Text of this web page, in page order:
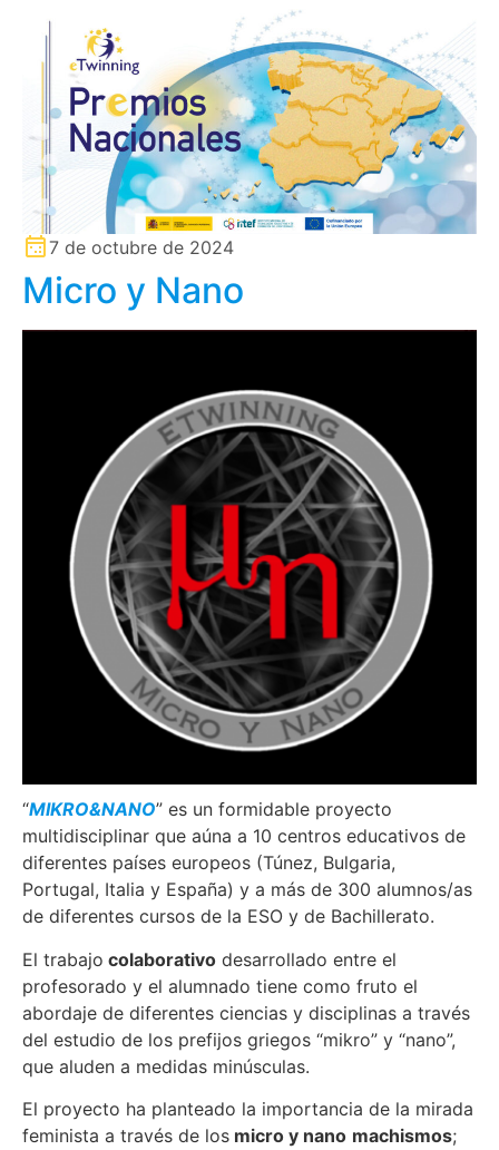
7 de octubre de 2024
Micro y Nano
“MIKRO&NANO” es un formidable proyecto
multidisciplinar que aúna a 10 centros educativos de
diferentes países europeos (Túnez, Bulgaria,
Portugal, Italia y España) y a más de 300 alumnos/as
de diferentes cursos de la ESO y de Bachillerato.
El trabajo colaborativo desarrollado entre el
profesorado y el alumnado tiene como fruto el
abordaje de diferentes ciencias y disciplinas a través
del estudio de los prefijos griegos “mikro” y “nano”,
que aluden a medidas minúsculas.
El proyecto ha planteado la importancia de la mirada
feminista a través de los micro y nano machismos;